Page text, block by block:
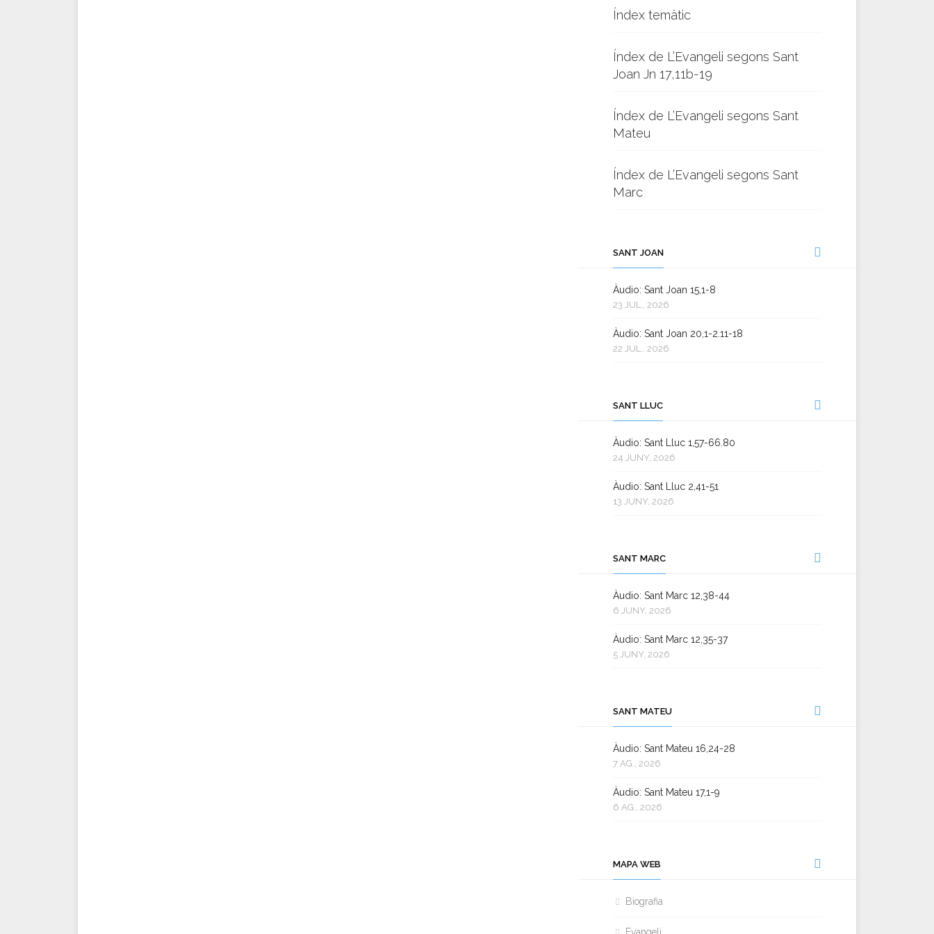
Índex temàtic
Índex de L’Evangeli segons Sant
Joan Jn 17,11b-19
Índex de L’Evangeli segons Sant
Mateu
Índex de L’Evangeli segons Sant
Marc
SANT JOAN
Àudio: Sant Joan 15,1-8
23 JUL., 2026
Àudio: Sant Joan 20,1-2.11-18
22 JUL., 2026
SANT LLUC
Àudio: Sant Lluc 1,57-66.80
24 JUNY, 2026
Àudio: Sant Lluc 2,41-51
13 JUNY, 2026
SANT MARC
Àudio: Sant Marc 12,38-44
6 JUNY, 2026
Àudio: Sant Marc 12,35-37
5 JUNY, 2026
SANT MATEU
Àudio: Sant Mateu 16,24-28
7 AG., 2026
Àudio: Sant Mateu 17,1-9
6 AG., 2026
MAPA WEB
Biografia